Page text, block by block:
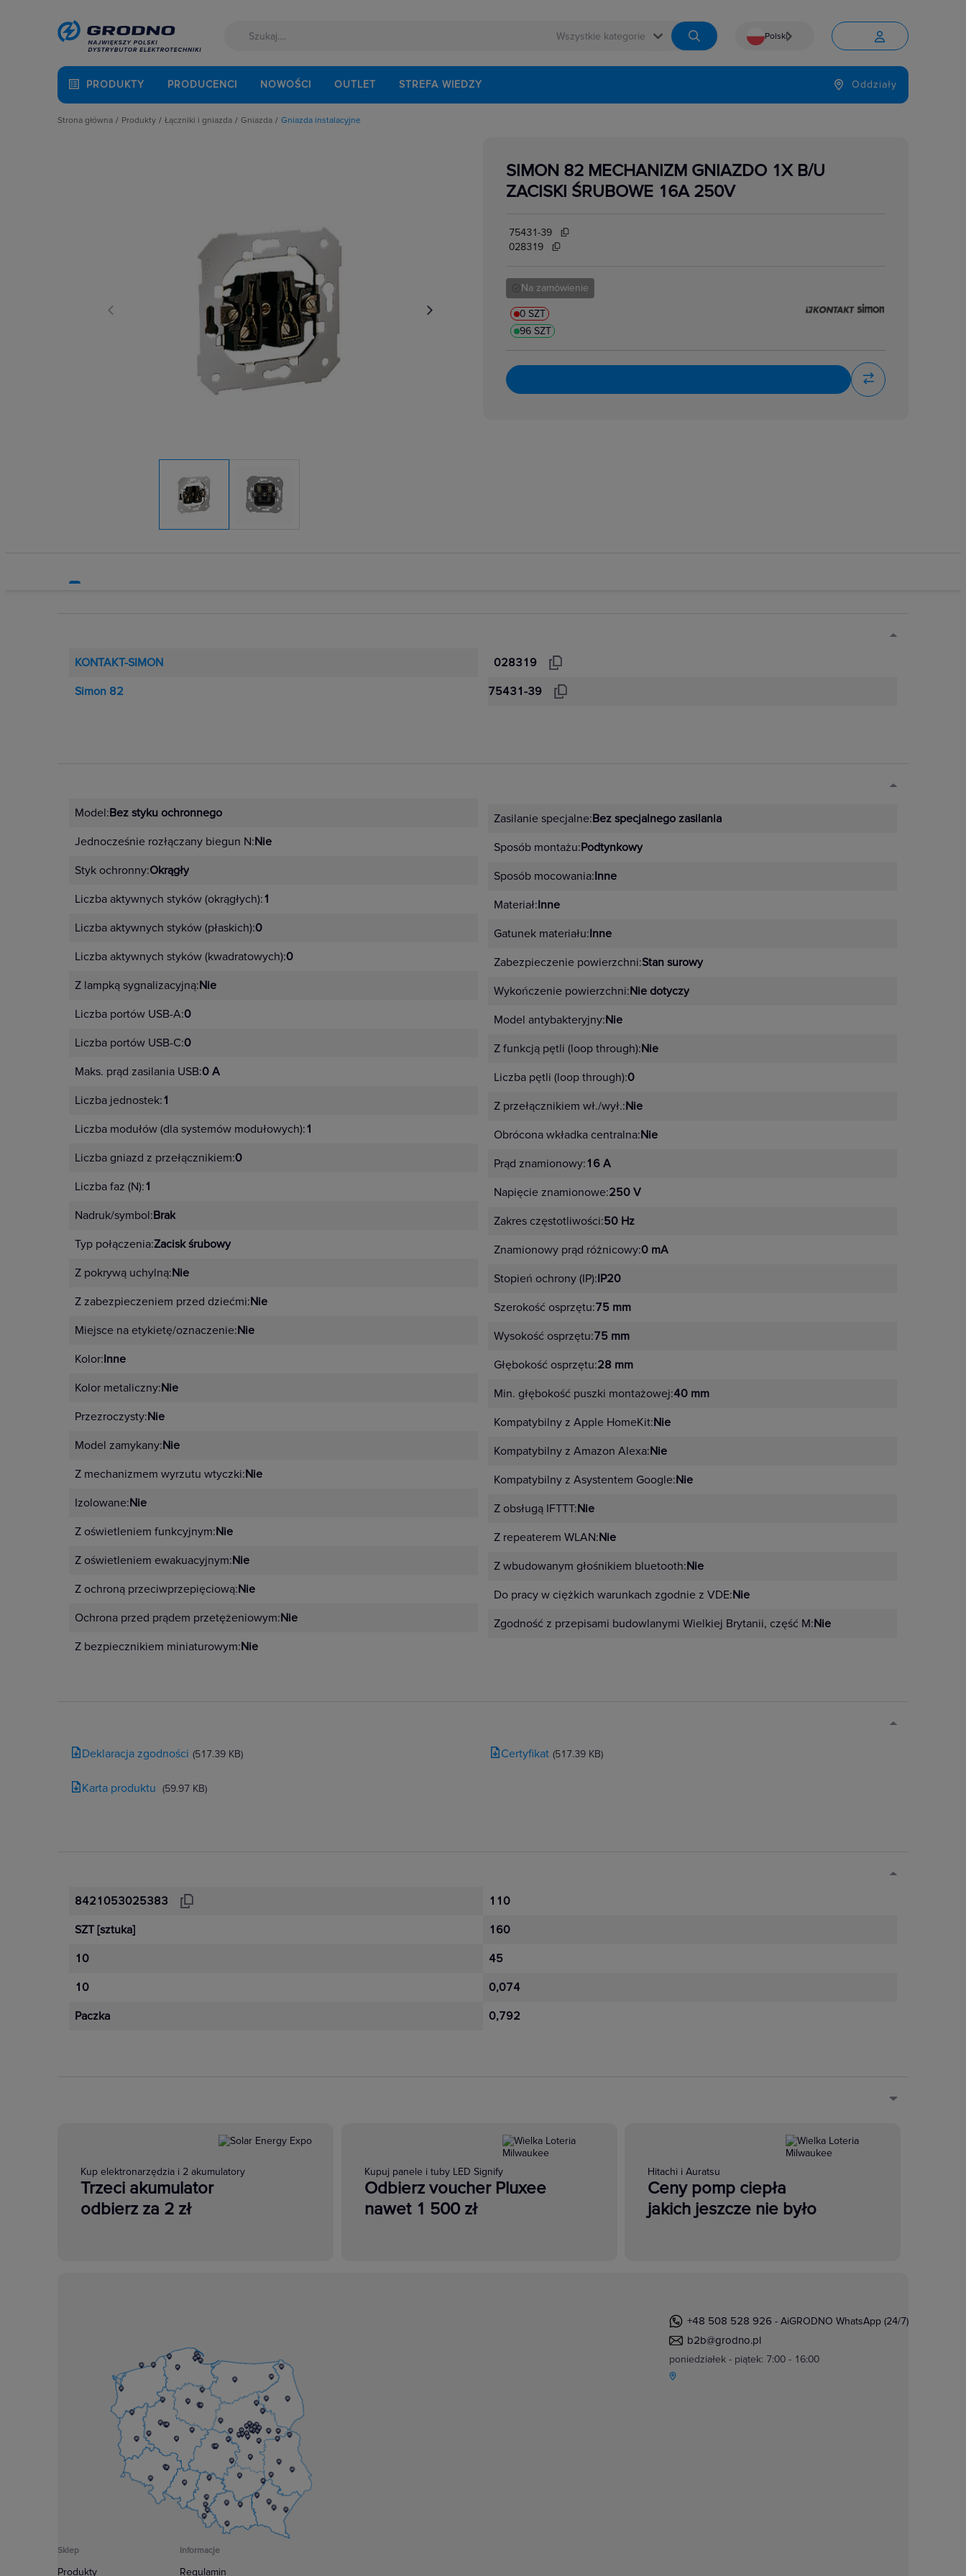
 Polski
Język

PRODUKTY PRODUCENCI NOWOŚCI OUTLET STREFA WIEDZY Oddziały
Strona główna
Produkty
Odzież ochronna i BHP
Osprzęt siłowy, przenośny
Rozdzielnice i obudowy
Systemy bezpieczeństwa
Łączniki i gniazda
Termostaty i regulatory
Gniazda
Zestawy łączone
Gniazda instalacyjne
SIMON 82 MECHANIZM GNIAZDO 1X B/U
ZACISKI ŚRUBOWE 16A 250V
75431-39
028319
Na zamówienie
0 SZT
96 SZT
KONTAKT-SIMON
028319
Simon 82
75431-39
Model:Bez styku ochronnego
Jednocześnie rozłączany biegun N:Nie
Styk ochronny:Okrągły
Liczba aktywnych styków (okrągłych):1
Liczba aktywnych styków (płaskich):0
Liczba aktywnych styków (kwadratowych):0
Z lampką sygnalizacyjną:Nie
Liczba portów USB-A:0
Liczba portów USB-C:0
Maks. prąd zasilania USB:0 A
Liczba jednostek:1
Liczba modułów (dla systemów modułowych):1
Liczba gniazd z przełącznikiem:0
Liczba faz (N):1
Nadruk/symbol:Brak
Typ połączenia:Zacisk śrubowy
Z pokrywą uchylną:Nie
Z zabezpieczeniem przed dziećmi:Nie
Miejsce na etykietę/oznaczenie:Nie
Kolor:Inne
Kolor metaliczny:Nie
Przezroczysty:Nie
Model zamykany:Nie
Z mechanizmem wyrzutu wtyczki:Nie
Izolowane:Nie
Z oświetleniem funkcyjnym:Nie
Z oświetleniem ewakuacyjnym:Nie
Z ochroną przeciwprzepięciową:Nie
Ochrona przed prądem przetężeniowym:Nie
Z bezpiecznikiem miniaturowym:Nie
Zasilanie specjalne:Bez specjalnego zasilania
Sposób montażu:Podtynkowy
Sposób mocowania:Inne
Materiał:Inne
Gatunek materiału:Inne
Zabezpieczenie powierzchni:Stan surowy
Wykończenie powierzchni:Nie dotyczy
Model antybakteryjny:Nie
Z funkcją pętli (loop through):Nie
Liczba pętli (loop through):0
Z przełącznikiem wł./wył.:Nie
Obrócona wkładka centralna:Nie
Prąd znamionowy:16 A
Napięcie znamionowe:250 V
Zakres częstotliwości:50 Hz
Znamionowy prąd różnicowy:0 mA
Stopień ochrony (IP):IP20
Szerokość osprzętu:75 mm
Wysokość osprzętu:75 mm
Głębokość osprzętu:28 mm
Min. głębokość puszki montażowej:40 mm
Kompatybilny z Apple HomeKit:Nie
Kompatybilny z Amazon Alexa:Nie
Kompatybilny z Asystentem Google:Nie
Z obsługą IFTTT:Nie
Z repeaterem WLAN:Nie
Z wbudowanym głośnikiem bluetooth:Nie
Do pracy w ciężkich warunkach zgodnie z VDE:Nie
Zgodność z przepisami budowlanymi Wielkiej Brytanii, część M:Nie
Deklaracja zgodności (517.39 KB)
Karta produktu (59.97 KB)
Certyfikat (517.39 KB)
8421053025383
SZT [sztuka]
10
10
Paczka
110
160
45
0,074
0,792
Kup elektronarzędzia i 2 akumulatory
Trzeci akumulator
odbierz za 2 zł
Kupuj panele i tuby LED Signify
Odbierz voucher Pluxee
nawet 1 500 zł
Hitachi i Auratsu
Ceny pomp ciepła
jakich jeszcze nie było
+48 508 528 926 - AiGRODNO WhatsApp (24/7)
b2b@grodno.pl
poniedziałek - piątek: 7:00 - 16:00
Sklep
Produkty
Informacje
Regulamin